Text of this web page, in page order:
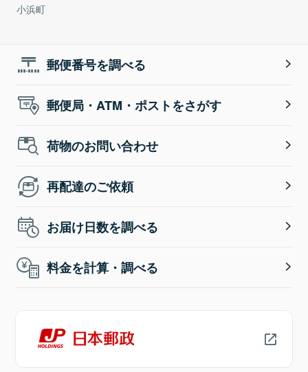
小浜町
郵便番号を調べる
郵便局・ATM・ポストをさがす
荷物のお問い合わせ
再配達のご依頼
お届け日数を調べる
料金を計算・調べる